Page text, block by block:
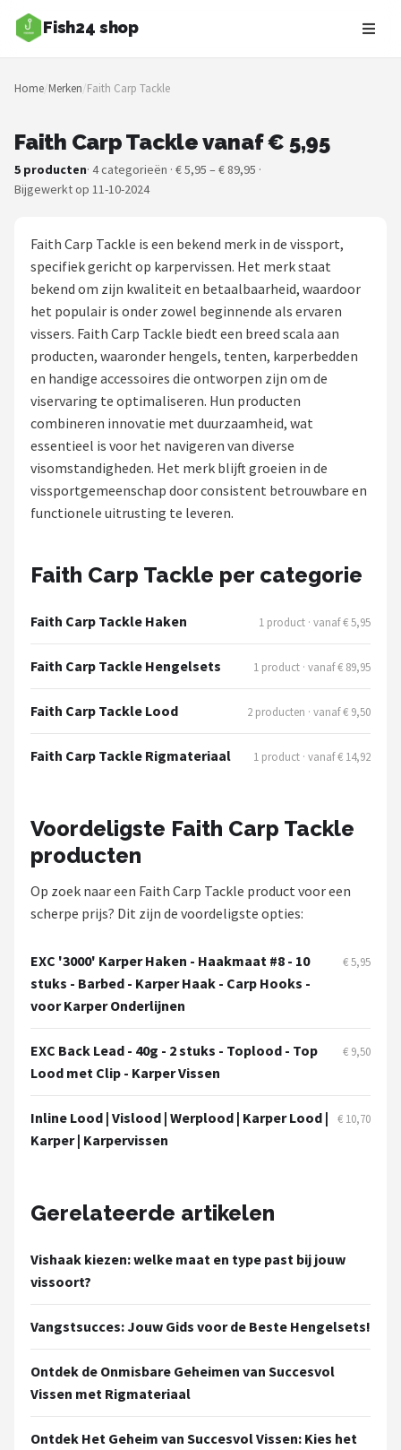
Fish24 shop
Zoeken
NAVIGATIE
Merken
Hengelsoorten
Hengels
Molens
Dobbers
Shop
POPULAIRE MERKEN
Salmo
Rapala
PB Products
Rozemeijer
Gamakatsu
Alle merken →
Home/Merken/Faith Carp Tackle
Faith Carp Tackle vanaf € 5,95
5 producten· 4 categorieën · € 5,95 – € 89,95 ·
Bijgewerkt op 11-10-2024
Faith Carp Tackle is een bekend merk in de vissport,
specifiek gericht op karpervissen. Het merk staat
bekend om zijn kwaliteit en betaalbaarheid, waardoor
het populair is onder zowel beginnende als ervaren
vissers. Faith Carp Tackle biedt een breed scala aan
producten, waaronder hengels, tenten, karperbedden
en handige accessoires die ontworpen zijn om de
viservaring te optimaliseren. Hun producten
combineren innovatie met duurzaamheid, wat
essentieel is voor het navigeren van diverse
visomstandigheden. Het merk blijft groeien in de
vissportgemeenschap door consistent betrouwbare en
functionele uitrusting te leveren.
Faith Carp Tackle per categorie
Faith Carp Tackle Haken 1 product · vanaf € 5,95
Faith Carp Tackle Hengelsets 1 product · vanaf € 89,95
Faith Carp Tackle Lood 2 producten · vanaf € 9,50
Faith Carp Tackle Rigmateriaal 1 product · vanaf € 14,92
Voordeligste Faith Carp Tackle
producten
Op zoek naar een Faith Carp Tackle product voor een
scherpe prijs? Dit zijn de voordeligste opties:
EXC '3000' Karper Haken - Haakmaat #8 - 10
stuks - Barbed - Karper Haak - Carp Hooks -
voor Karper Onderlijnen
€ 5,95
EXC Back Lead - 40g - 2 stuks - Toplood - Top
Lood met Clip - Karper Vissen
€ 9,50
Inline Lood | Vislood | Werplood | Karper Lood |
Karper | Karpervissen
€ 10,70
Gerelateerde artikelen
Vishaak kiezen: welke maat en type past bij jouw
vissoort?
Vangstsucces: Jouw Gids voor de Beste Hengelsets!
Ontdek de Onmisbare Geheimen van Succesvol
Vissen met Rigmateriaal
Ontdek Het Geheim van Succesvol Vissen: Kies het